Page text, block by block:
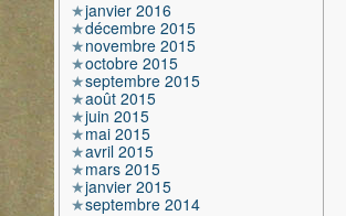
janvier 2016
décembre 2015
novembre 2015
octobre 2015
septembre 2015
août 2015
juin 2015
mai 2015
avril 2015
mars 2015
janvier 2015
septembre 2014